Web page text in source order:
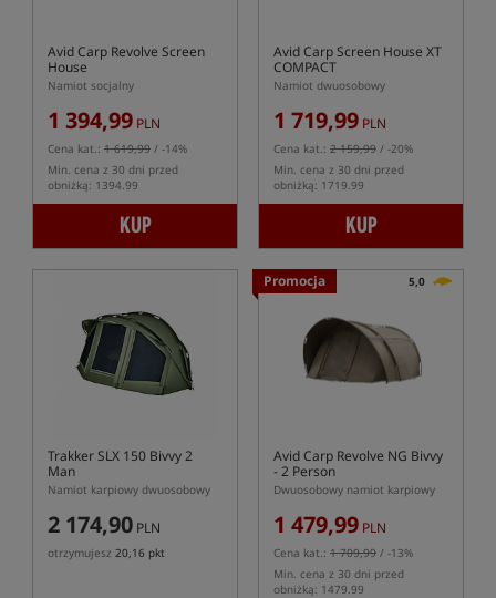
Avid Carp Revolve Screen
House
Namiot socjalny
1 394,99 PLN
Cena kat.: 1 619,99 / -14%
Min. cena z 30 dni przed
obniżką: 1394.99
KUP
Avid Carp Screen House XT
COMPACT
Namiot dwuosobowy
1 719,99 PLN
Cena kat.: 2 159,99 / -20%
Min. cena z 30 dni przed
obniżką: 1719.99
KUP
Trakker SLX 150 Bivvy 2
Man
Namiot karpiowy dwuosobowy
2 174,90 PLN
otrzymujesz 20,16 pkt
Promocja 5,0
Avid Carp Revolve NG Bivvy
- 2 Person
Dwuosobowy namiot karpiowy
1 479,99 PLN
Cena kat.: 1 709,99 / -13%
Min. cena z 30 dni przed
obniżką: 1479.99